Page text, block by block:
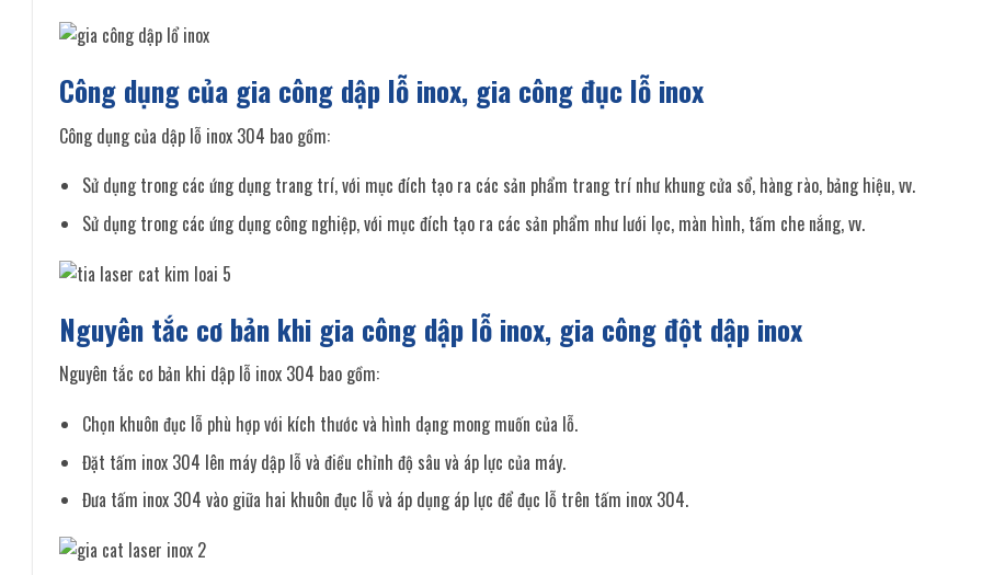
Công dụng của gia công dập lỗ inox, gia công đục lỗ inox
Công dụng của dập lỗ inox 304 bao gồm:
Sử dụng trong các ứng dụng trang trí, với mục đích tạo ra các sản phẩm trang trí như khung cửa sổ, hàng rào, bảng hiệu, vv.
Sử dụng trong các ứng dụng công nghiệp, với mục đích tạo ra các sản phẩm như lưới lọc, màn hình, tấm che nắng, vv.
Nguyên tắc cơ bản khi gia công dập lỗ inox, gia công đột dập inox
Nguyên tắc cơ bản khi dập lỗ inox 304 bao gồm:
Chọn khuôn đục lỗ phù hợp với kích thước và hình dạng mong muốn của lỗ.
Đặt tấm inox 304 lên máy dập lỗ và điều chỉnh độ sâu và áp lực của máy.
Đưa tấm inox 304 vào giữa hai khuôn đục lỗ và áp dụng áp lực để đục lỗ trên tấm inox 304.